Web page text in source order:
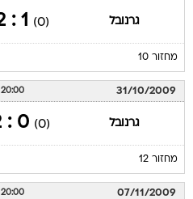
גרנובל (0)
1 : 2
מחזור 10
31/10/2009
20:00
גרנובל (0)
0 : 2
מחזור 12
07/11/2009
20:00